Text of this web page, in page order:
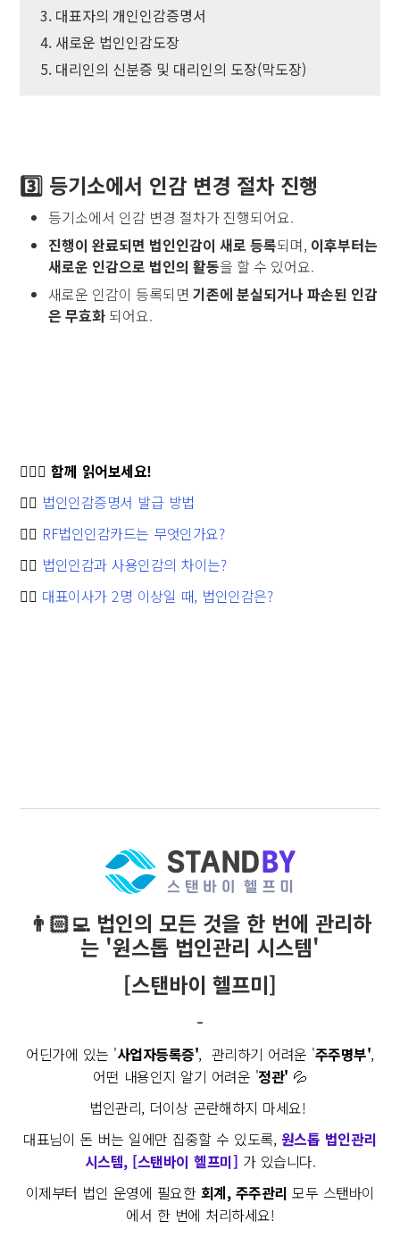
3. 대표자의 개인인감증명서
4. 새로운 법인인감도장
5. 대리인의 신분증 및 대리인의 도장(막도장)
3️⃣ 등기소에서 인감 변경 절차 진행
등기소에서 인감 변경 절차가 진행되어요.
진행이 완료되면 법인인감이 새로 등록되며, 이후부터는
새로운 인감으로 법인의 활동을 할 수 있어요.
새로운 인감이 등록되면 기존에 분실되거나 파손된 인감
은 무효화되어요.
🙋🏻‍♀️함께 읽어보세요!
👉🏻 법인인감증명서 발급 방법
👉🏻 RF법인인감카드는 무엇인가요?
👉🏻 법인인감과 사용인감의 차이는?
👉🏻 대표이사가 2명 이상일 때, 법인인감은?
👨🏻‍💻 법인의 모든 것을 한 번에 관리하
는 '원스톱 법인관리 시스템'
[스탠바이 헬프미]
-
어딘가에 있는 '사업자등록증', 관리하기 어려운 '주주명부',
어떤 내용인지 알기 어려운 '정관' 💦
법인관리, 더이상 곤란해하지 마세요!
대표님이 돈 버는 일에만 집중할 수 있도록, 원스톱 법인관리
시스템, [스탠바이 헬프미] 가 있습니다.
이제부터 법인 운영에 필요한 회계, 주주관리 모두 스탠바이
에서 한 번에 처리하세요!